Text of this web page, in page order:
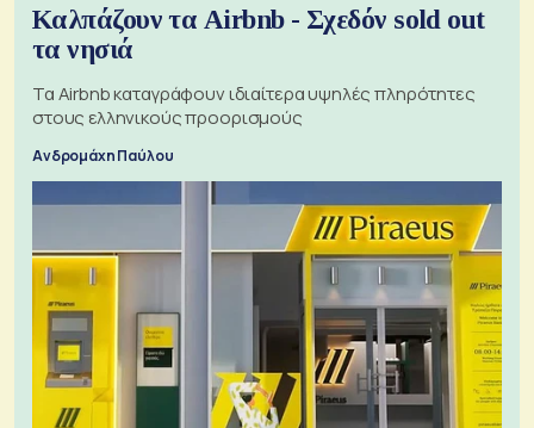
Καλπάζουν τα Airbnb - Σχεδόν sold out
τα νησιά
Τα Airbnb καταγράφουν ιδιαίτερα υψηλές πληρότητες
στους ελληνικούς προορισμούς
Ανδρομάχη Παύλου